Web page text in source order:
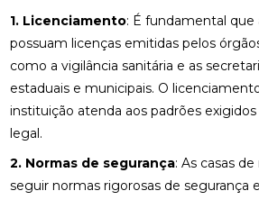
1. Licenciamento: É fundamental que
possuam licenças emitidas pelos
como a vigilância sanitária e as
estaduais e municipais. O
instituição atenda aos padrões
legal.
2. Normas de segurança: As casas
seguir normas rigorosas de segurança